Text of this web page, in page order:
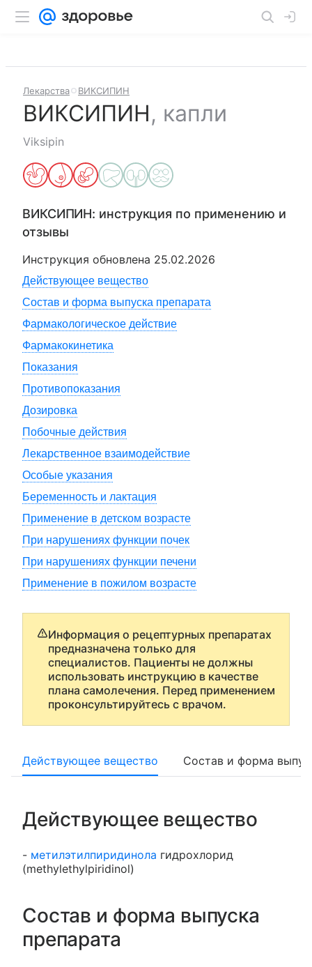
Лекарства ВИКСИПИН
ВИКСИПИН, капли
Viksipin
ВИКСИПИН: инструкция по применению и
отзывы
Инструкция обновлена 25.02.2026
Действующее вещество
Состав и форма выпуска препарата
Фармакологическое действие
Фармакокинетика
Показания
Противопоказания
Дозировка
Побочные действия
Лекарственное взаимодействие
Особые указания
Беременность и лактация
Применение в детском возрасте
При нарушениях функции почек
При нарушениях функции печени
Применение в пожилом возрасте
Информация о рецептурных препаратах
предназначена только для
специалистов. Пациенты не должны
использовать инструкцию в качестве
плана самолечения. Перед применением
проконсультируйтесь с врачом.
Действующее вещество Состав и форма
Действующее вещество
- метилэтилпиридинола гидрохлорид
(methylethylpiridinol)
Состав и форма выпуска
препарата